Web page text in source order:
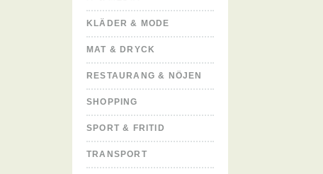
KLÄDER & MODE
MAT & DRYCK
RESTAURANG & NÖJEN
SHOPPING
SPORT & FRITID
TRANSPORT